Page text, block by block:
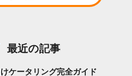
最近の記事
ケータリング完全ガイド